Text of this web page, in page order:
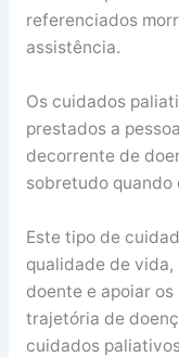
referenciados
assistência.
Os cuidados
prestados a
decorrente de
sobretudo quando
Este tipo de
qualidade de vida,
doente e apoiar
trajetória de
cuidados